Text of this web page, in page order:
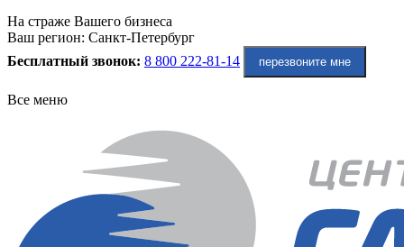
На страже Вашего бизнеса
Ваш регион: Санкт-Петербург
Бесплатный звонок: 8 800 222-81-14 перезвоните мне
Все меню